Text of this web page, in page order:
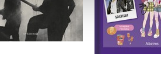
Do košíku
549 Kč
439 Kč
Do
215 Kč